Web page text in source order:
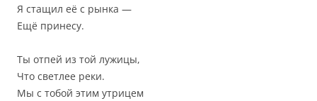
Я стащил её с рынка —
Ещё принесу.
Ты отпей из той лужицы,
Что светлее реки.
Мы с тобой этим утрицем